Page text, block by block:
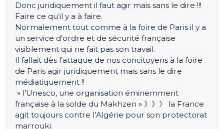
Donc juridiquement il faut agir mais sans le dire !!!
Faire ce qu’il y a à faire.
Normalement tout comme à la foire de Paris il y a
un service d’ordre et de sécurité française
visiblement qui ne fait pas son travail.
Il fallait dès l’attaque de nos concitoyens à la foire
de Paris agir juridiquement mais sans le dire
médiatiquement !!
» l’Unesco, une organisation éminemment
française à la solde du Makhzen » 》》》 la France
agit toujours contre l’Algérie pour son protectorat
marrouki.